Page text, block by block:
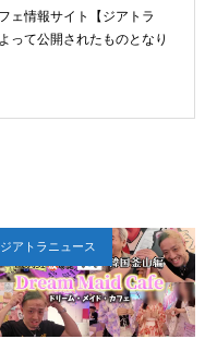
ェ情報サイト【ジアトラ
って公開されたものとなり
ジアトラニュース